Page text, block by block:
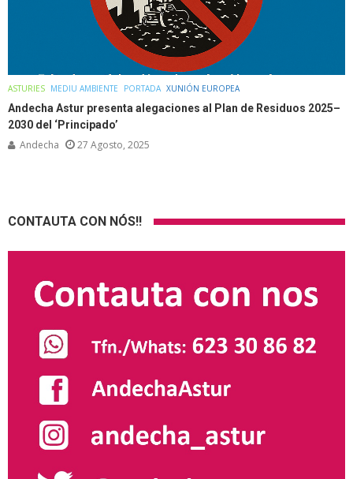
ASTURIES MEDIU AMBIENTE PORTADA XUNIÓN EUROPEA
Andecha Astur presenta alegaciones al Plan de Residuos 2025–
2030 del ‘Principado’
Andecha 27 Agosto, 2025
CONTAUTA CON NÓS!!